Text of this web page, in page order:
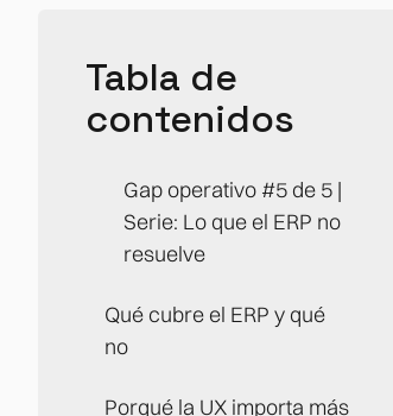
Tabla de
contenidos
Gap operativo #5 de 5 |
Serie: Lo que el ERP no
resuelve
Qué cubre el ERP y qué
no
Porqué la UX importa más